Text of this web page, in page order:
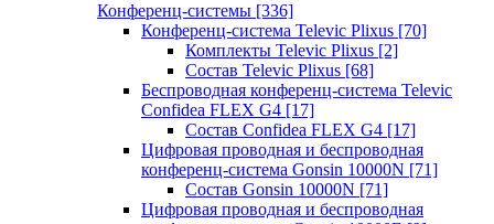
Конференц-системы [336]
Конференц-система Televic Plixus [70]
Комплекты Televic Plixus [2]
Состав Televic Plixus [68]
Беспроводная конференц-система Televic
Confidea FLEX G4 [17]
Состав Confidea FLEX G4 [17]
Цифровая проводная и беспроводная
конференц-система Gonsin 10000N [71]
Состав Gonsin 10000N [71]
Цифровая проводная и беспроводная